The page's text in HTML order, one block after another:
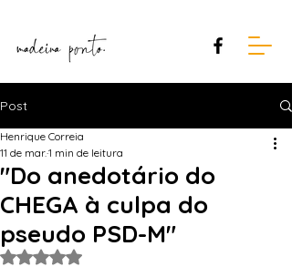
Post
"Do anedotário do
CHEGA à culpa do
pseudo PSD-M"
Henrique Correia
11 de mar.1 min de leitura
Avaliado com NaN de 5 estrelas.